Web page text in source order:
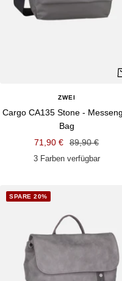
ZWEI
Cargo CA135 Stone -
Bag
Angebotspreis
71,90 €
Regulärer
Preis
89,90 €
3 Farben verfügbar
SPARE 20%